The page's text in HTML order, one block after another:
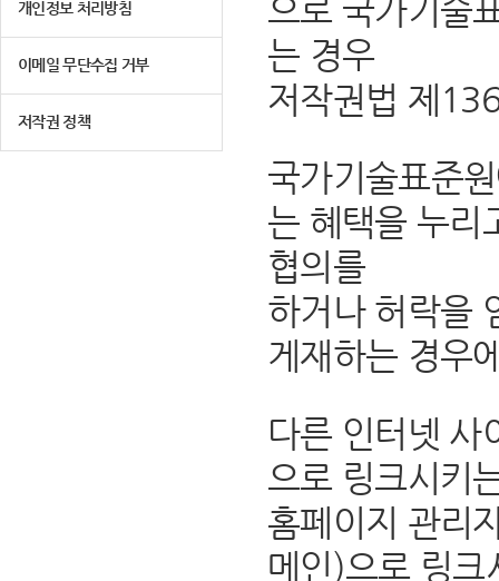
개인정보 처리방침
이메일 무단수집 거부
저작권 정책
으로 국가기술
는 경우
저작권법 제
국가기술표준
는 혜택을 누리
협의를
하거나 허락을
게재하는 경우
다른 인터넷 사
으로 링크시키
홈페이지 관리
메인)으로 링크